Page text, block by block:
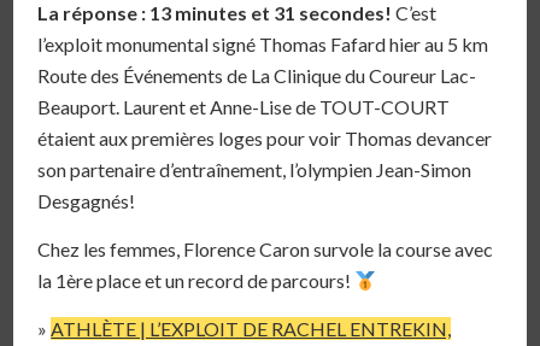
La réponse : 13 minutes et 31 secondes! C’est
l’exploit monumental signé Thomas Fafard hier au 5 km
Route des Événements de La Clinique du Coureur Lac-
Beauport. Laurent et Anne-Lise de TOUT-COURT
étaient aux premières loges pour voir Thomas devancer
son partenaire d’entraînement, l’olympien Jean-Simon
Desgagnés!
Chez les femmes, Florence Caron survole la course avec
la 1ère place et un record de parcours!
» ATHLÈTE | L’EXPLOIT DE RACHEL ENTREKIN,